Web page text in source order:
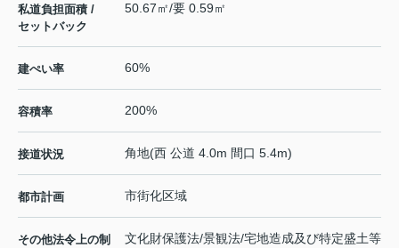
私道負担面積 /
セットバック
50.67㎡/要 0.59㎡
建ぺい率 60%
容積率 200%
接道状況 角地(西 公道 4.0m 間口 5.4m)
都市計画 市街化区域
その他法令上の制
文化財保護法/景観法/宅地造成及び特定盛土等